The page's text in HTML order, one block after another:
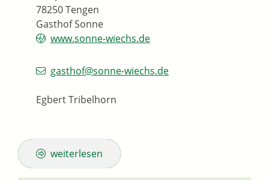
Gasthof Sonne
78250Tengen
www.sonne-wiechs.de
gasthof@sonne-wiechs.de
Egbert Tribelhorn
weiterlesen